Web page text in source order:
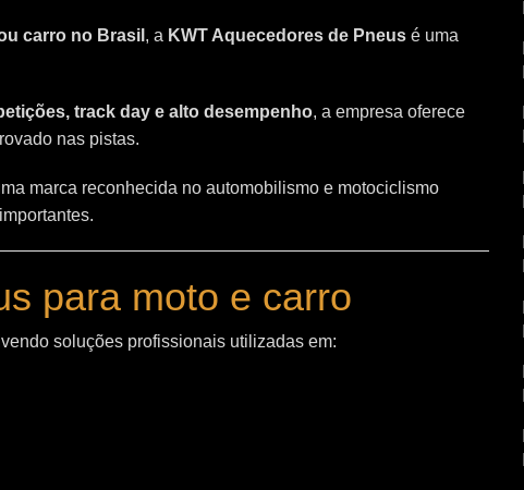
carro no Brasil , a KWT Aquecedores de Pneus é uma
track day e alto desempenho, a empresa oferece
nas pistas.
marca reconhecida no automobilismo e motociclismo
para moto e carro
soluções profissionais utilizadas em: